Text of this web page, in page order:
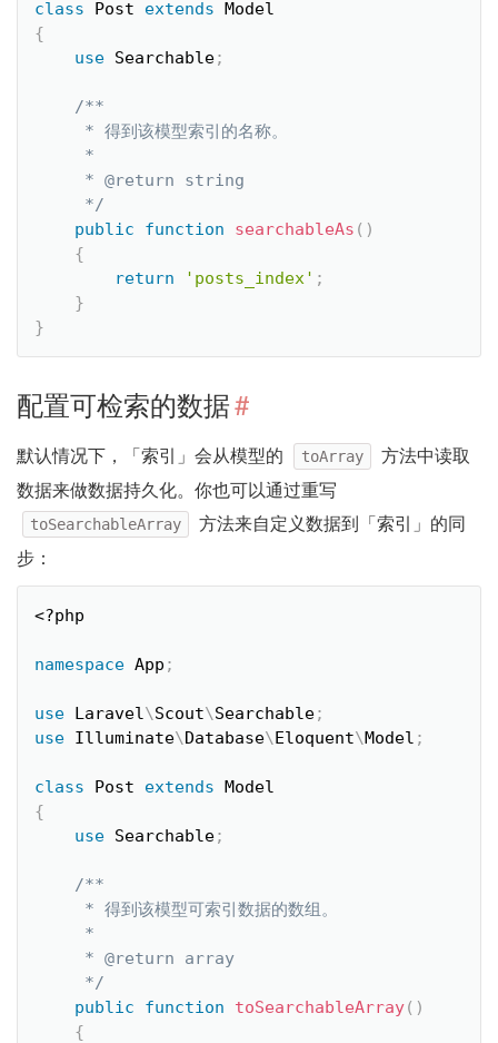
class Post extends Model
{
use Searchable;
/**
     * 得到该模型索引的名称。
     *
     * @return string
     */
public
function searchableAs ( )
{
return
'posts_index' ;
}
}
配置可检索的数据#
默认情况下，「索引」会从模型的 toArray
方法中读取
数据来做数据持久化。你也可以通过重写
toSearchableArray
方法来自定义数据到「索引」的同
步：
<?php
namespace App ;
use Laravel \Scout\Searchable;
use Illuminate\Database\Eloquent\Model ;
class Post extends Model
{
use Searchable;
/**
     * 得到该模型可索引数据的数组。
     *
     * @return array
     */
public
function toSearchableArray( )
{